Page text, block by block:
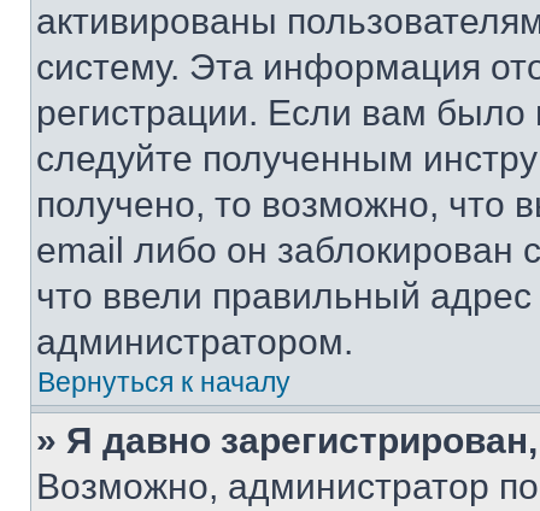
активированы
систему. Эта информация
регистрации. Если вам
следуйте полученным
получено, то возможно, что
email либо он
что ввели правильный адрес
администратором.
Вернуться к началу
» Я давно
Возможно, администратор